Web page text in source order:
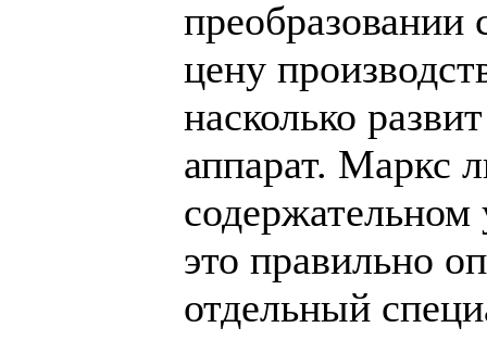
преобразовании
цену
насколько
аппарат. Маркс
содержательном
это правильно
отдельный